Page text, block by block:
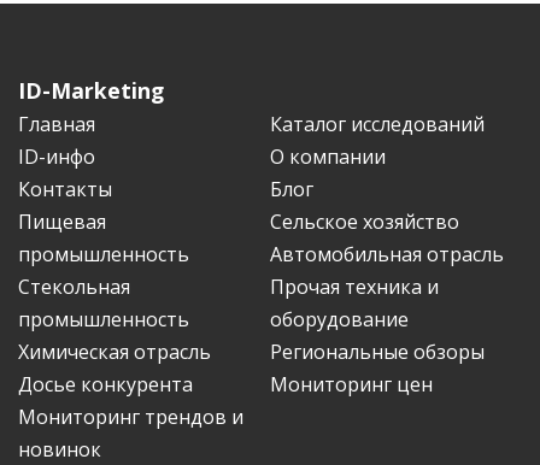
ID-Marketing
Главная
Каталог исследований
ID-инфо
О компании
Контакты
Блог
Пищевая
промышленность
Сельское хозяйство
Автомобильная отрасль
Стекольная
промышленность
Прочая техника и
оборудование
Химическая отрасль
Региональные обзоры
Досье конкурента
Мониторинг цен
Мониторинг трендов и
новинок